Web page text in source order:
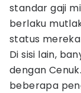
standar gaji
berlaku
status mereka
Di sisi lain,
dengan
beberapa